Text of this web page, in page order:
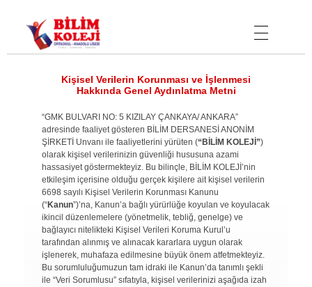
Bilim Koleji
Kişisel Verilerin Korunması ve İşlenmesi
Hakkında Genel Aydınlatma Metni
“GMK BULVARI NO: 5 KIZILAY ÇANKAYA/ ANKARA”
adresinde faaliyet gösteren BİLİM DERSANESİ ANONİM
ŞİRKETİ Unvanı ile faaliyetlerini yürüten (“BİLİM KOLEJİ”)
olarak kişisel verilerinizin güvenliği hususuna azami
hassasiyet göstermekteyiz. Bu bilinçle, BİLİM KOLEJİ’nin
etkileşim içerisine olduğu gerçek kişilere ait kişisel verilerin
6698 sayılı Kişisel Verilerin Korunması Kanunu
(“Kanun”)’na, Kanun’a bağlı yürürlüğe koyulan ve koyulacak
ikincil düzenlemelere (yönetmelik, tebliğ, genelge) ve
bağlayıcı nitelikteki Kişisel Verileri Koruma Kurul’u
tarafından alınmış ve alınacak kararlara uygun olarak
işlenerek, muhafaza edilmesine büyük önem atfetmekteyiz.
Bu sorumluluğumuzun tam idraki ile Kanun’da tanımlı şekli
ile “Veri Sorumlusu” sıfatıyla, kişisel verilerinizi aşağıda izah